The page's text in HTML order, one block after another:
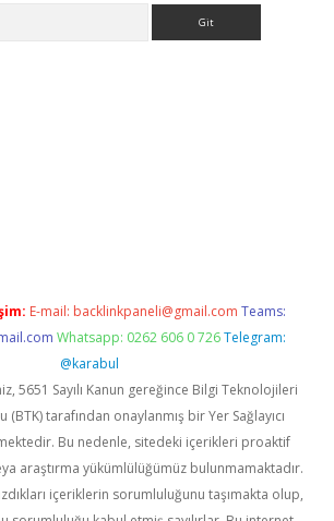
E-mail: backlinkpaneli@gmail.com Teams:
Whatsapp: 0262 606 0 726 Telegram:
@karabul
5651 Sayılı Kanun gereğince Bilgi Teknolojileri
tarafından onaylanmış bir Yer Sağlayıcı
Bu nedenle, sitedeki içerikleri proaktif
araştırma yükümlülüğümüz bulunmamaktadır.
içeriklerin sorumluluğunu taşımakta olup,